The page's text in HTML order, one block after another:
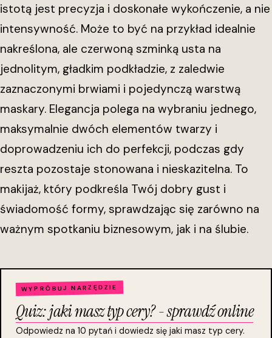
istotą jest precyzja i doskonałe wykończenie, a nie
intensywność. Może to być na przykład idealnie
nakreślona, ale czerwoną szminką usta na
jednolitym, gładkim podkładzie, z zaledwie
zaznaczonymi brwiami i pojedynczą warstwą
maskary. Elegancja polega na wybraniu jednego,
maksymalnie dwóch elementów twarzy i
doprowadzeniu ich do perfekcji, podczas gdy
reszta pozostaje stonowana i nieskazitelna. To
makijaż, który podkreśla Twój dobry gust i
świadomość formy, sprawdzając się zarówno na
ważnym spotkaniu biznesowym, jak i na ślubie.
WYPRÓBUJ NARZĘDZIE
Quiz: jaki masz typ cery? - sprawdź online
Odpowiedz na 10 pytań i dowiedz się jaki masz typ cery.